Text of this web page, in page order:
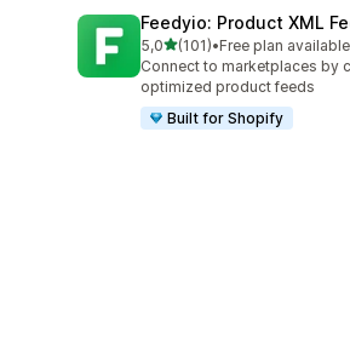
Feedyio: Product XML
5,05 yıldız üzerinden
(101)
toplam 101 değerlendirme
•Free plan available
Connect to marketplaces by
optimized product feeds
Built for Shopify